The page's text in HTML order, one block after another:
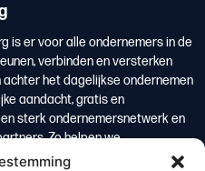
is er voor alle ondernemers in de
verbinden en versterken
het dagelijkse ondernemen
aandacht, gratis en
sterk ondernemersnetwerk en
Zo helpen we
weloverwogen keuzes te maken